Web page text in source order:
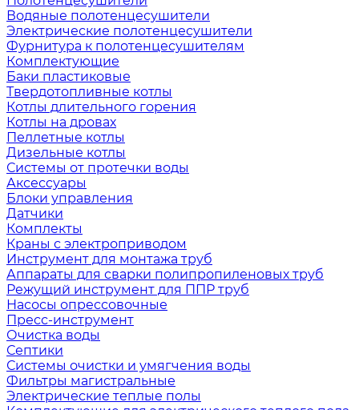
Водяные полотенцесушители
Электрические полотенцесушители
Фурнитура к полотенцесушителям
Комплектующие
Баки пластиковые
Твердотопливные котлы
Котлы длительного горения
Котлы на дровах
Пеллетные котлы
Дизельные котлы
Системы от протечки воды
Аксессуары
Блоки управления
Датчики
Комплекты
Краны с электроприводом
Инструмент для монтажа труб
Аппараты для сварки полипропиленовых труб
Режущий инструмент для ППР труб
Насосы опрессовочные
Пресс-инструмент
Очистка воды
Септики
Системы очистки и умягчения воды
Фильтры магистральные
Электрические теплые полы